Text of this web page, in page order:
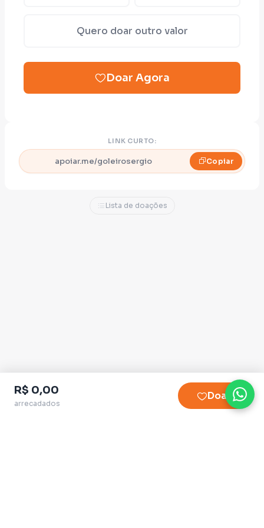
Quero doar outro valor
Doar Agora
LINK CURTO:
apoiar.me/goleirosergio Copiar
Lista de doações
R$ 0,00
arrecadados
Doar